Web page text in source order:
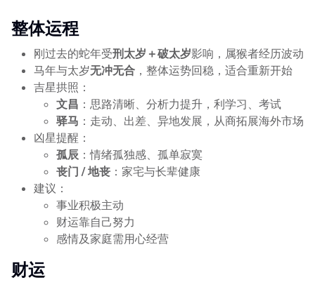
整体运程
刚过去的蛇年受刑太岁＋破太岁影响，属猴者经历波动
马年与太岁无冲无合 ，整体运势回稳，适合重新开始
吉星拱照：
文昌 ：思路清晰、分析力提升，利学习、考试
驿马 ：走动、出差、异地发展，从商拓展海外市场
凶星提醒：
孤辰 ：情绪孤独感、孤单寂寞
丧门 / 地丧 ：家宅与长辈健康
建议：
事业积极主动
财运靠自己努力
感情及家庭需用心经营
财运